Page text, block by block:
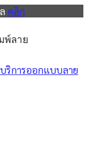
คลิก
พ์ลาย